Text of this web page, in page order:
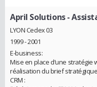
April Solutions-
LYON Cedex 03
1999 - 2001
E-business:
Mise en place d’une stratégie
réalisation du brief
CRM :